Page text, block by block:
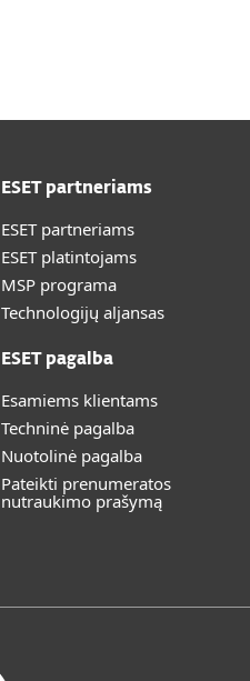
ESET partneriams
ESET partneriams
ESET platintojams
MSP programa
Technologijų aljansas
ESET pagalba
Esamiems klientams
Techninė pagalba
Nuotolinė pagalba
Pateikti prenumeratos
nutraukimo prašymą